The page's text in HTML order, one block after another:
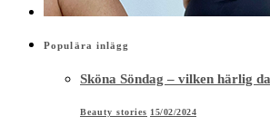
Populära inlägg
Sköna Söndag – vilken härlig
Beauty stories 15/02/2024